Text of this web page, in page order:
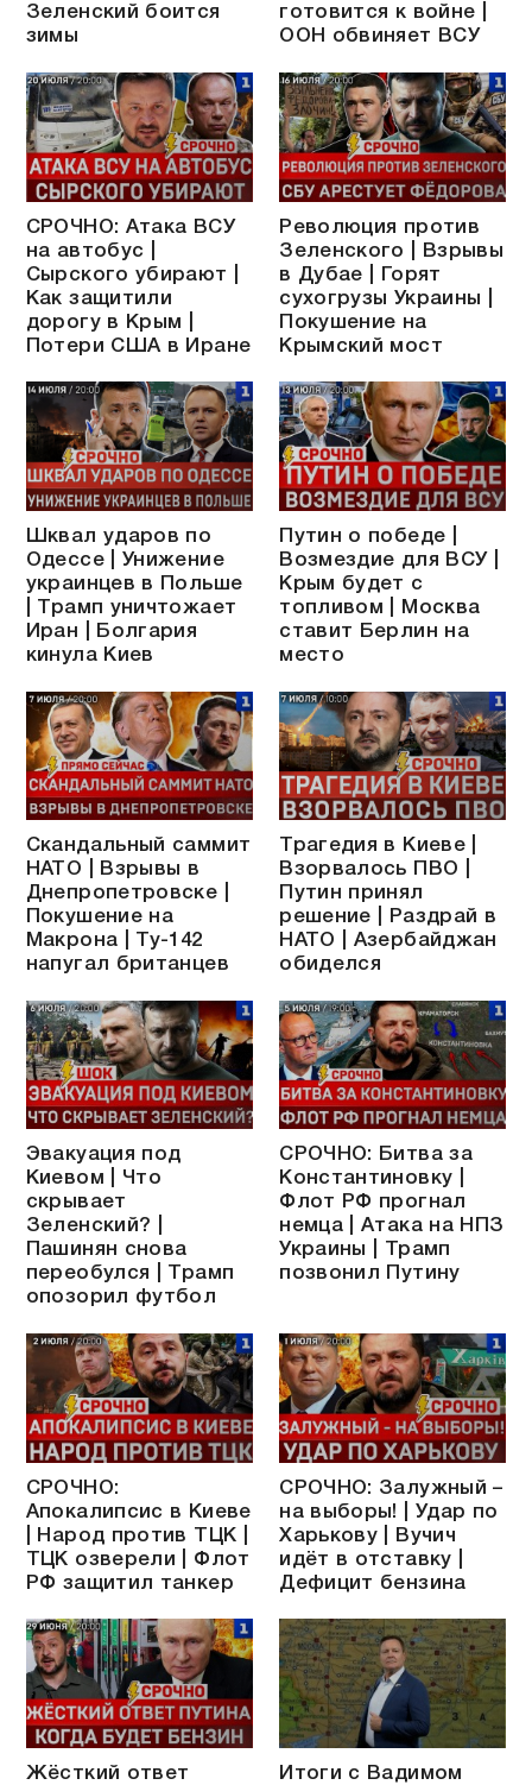
Зеленский боится
зимы
готовится к войне |
ООН обвиняет ВСУ
СРОЧНО: Атака ВСУ
на автобус |
Сырского убирают |
Как защитили
дорогу в Крым |
Потери США в Иране
Революция против
Зеленского | Взрывы
в Дубае | Горят
сухогрузы Украины |
Покушение на
Крымский мост
Шквал ударов по
Одессе | Унижение
украинцев в Польше
| Трамп уничтожает
Иран | Болгария
кинула Киев
Путин о победе |
Возмездие для ВСУ |
Крым будет с
топливом | Москва
ставит Берлин на
место
Скандальный саммит
НАТО | Взрывы в
Днепропетровске |
Покушение на
Макрона | Ту-142
напугал британцев
Трагедия в Киеве |
Взорвалось ПВО |
Путин принял
решение | Раздрай в
НАТО | Азербайджан
обиделся
Эвакуация под
Киевом | Что
скрывает
Зеленский? |
Пашинян снова
переобулся | Трамп
опозорил футбол
СРОЧНО: Битва за
Константиновку |
Флот РФ прогнал
немца | Атака на НПЗ
Украины | Трамп
позвонил Путину
СРОЧНО:
Апокалипсис в Киеве
| Народ против ТЦК |
ТЦК озверели | Флот
РФ защитил танкер
СРОЧНО: Залужный –
на выборы! | Удар по
Харькову | Вучич
идёт в отставку |
Дефицит бензина
Жёсткий ответ Итоги с Вадимом